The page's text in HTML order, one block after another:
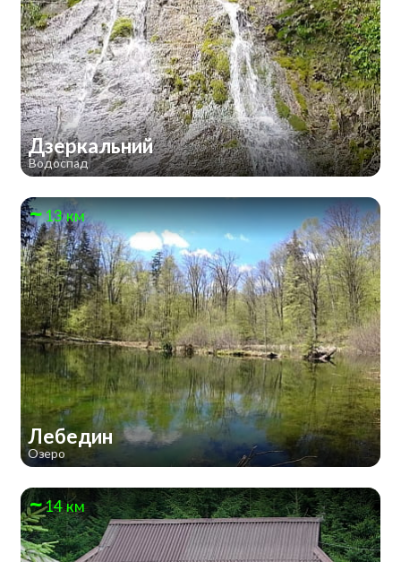
Дзеркальний
Водоспад
13 км
Лебедин
Озеро
14 км